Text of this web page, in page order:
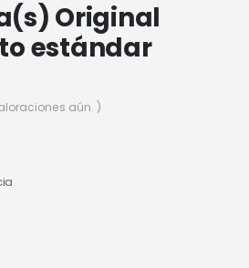
Original
estándar
aún. )